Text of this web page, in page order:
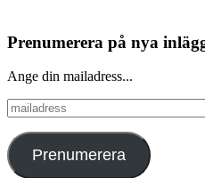
Prenumerera på nya
Ange din mailadress...
mailadress
Prenumerera